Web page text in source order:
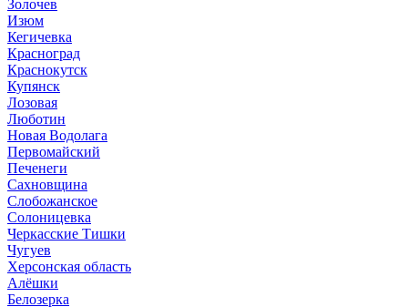
Золочев
Изюм
Кегичевка
Красноград
Краснокутск
Купянск
Лозовая
Люботин
Новая Водолага
Первомайский
Печенеги
Сахновщина
Слобожанское
Солоницевка
Черкасские Тишки
Чугуев
Херсонская область
Алёшки
Белозерка